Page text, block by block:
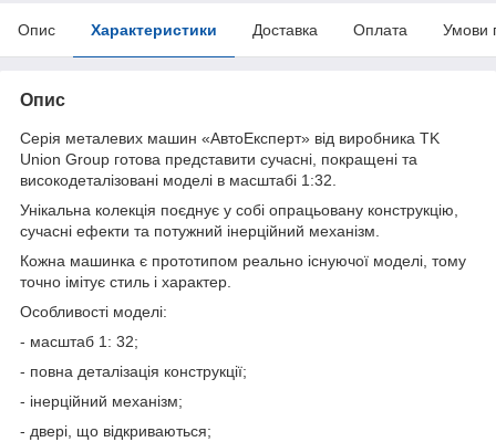
Опис Характеристики Доставка Оплата Умови
Опис
Серія металевих машин «АвтоЕксперт» від виробника TK
Union Group готова представити сучасні, покращені та
високодеталізовані моделі в масштабі 1:32.
Унікальна колекція поєднує у собі опрацьовану конструкцію,
сучасні ефекти та потужний інерційний механізм.
Кожна машинка є прототипом реально існуючої моделі, тому
точно імітує стиль і характер.
Особливості моделі:
- масштаб 1: 32;
- повна деталізація конструкції;
- інерційний механізм;
- двері, що відкриваються;